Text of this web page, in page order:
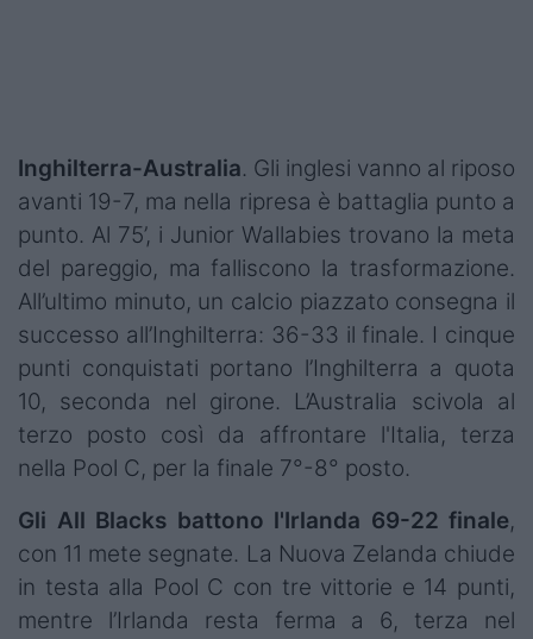
Inghilterra-Australia. Gli inglesi vanno al riposo
avanti 19-7, ma nella ripresa è battaglia punto a
punto. Al 75’, i Junior Wallabies trovano la meta
del pareggio, ma falliscono la trasformazione.
All’ultimo minuto, un calcio piazzato consegna il
successo all’Inghilterra: 36-33 il finale. I cinque
punti conquistati portano l’Inghilterra a quota
10, seconda nel girone. L’Australia scivola al
terzo posto così da affrontare l'Italia, terza
nella Pool C, per la finale 7°-8° posto.
Gli All Blacks battono l'Irlanda 69-22 finale,
con 11 mete segnate. La Nuova Zelanda chiude
in testa alla Pool C con tre vittorie e 14 punti,
mentre l’Irlanda resta ferma a 6, terza nel